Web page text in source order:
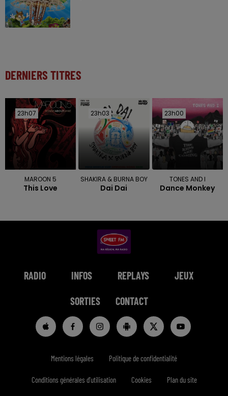
DERNIERS TITRES
23h07
23h07
MAROON 5
This Love
23h03
23h03
SHAKIRA & BURNA BOY
Dai Dai
23h00
23h00
TONES AND I
Dance Monkey
RADIO INFOS REPLAYS JEUX
SORTIES CONTACT
Mentions légales Politique de confidentialité
Conditions générales d'utilisation Cookies Plan du site